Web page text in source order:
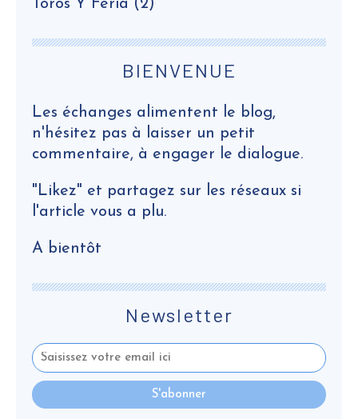
Newsletter
Toros Y Feria (2)
BIENVENUE
Les échanges alimentent le blog,
n'hésitez pas à laisser un petit
commentaire, à engager le dialogue.
"Likez" et partagez sur les réseaux si
l'article vous a plu.
A bientôt